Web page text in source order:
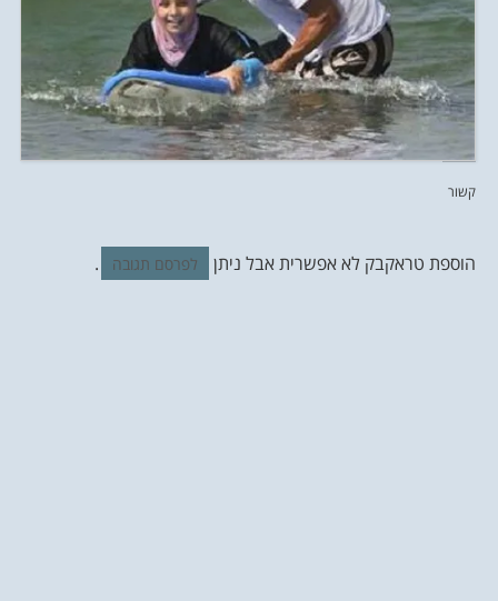
קשור
הוספת טראקבק לא אפשרית אבל ניתן לפרסם תגובה .